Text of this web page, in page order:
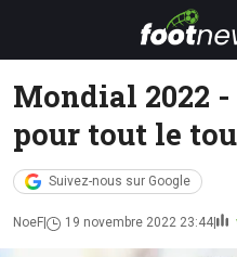
Mondial 2022
pour tout le
Suivez-nous sur Google
NoeF 19 novembre 2022 23:44